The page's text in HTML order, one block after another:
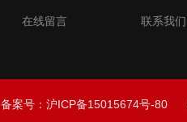
在线留言 联系我们
备案号：沪ICP备15015674号-80